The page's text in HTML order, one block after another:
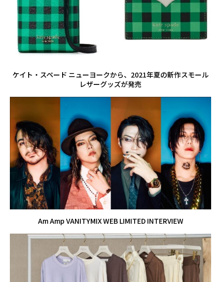
ケイト・スペード ニューヨークから、2021年夏の新作スモール
レザーグッズが発売
Am Amp VANITYMIX WEB LIMITED INTERVIEW